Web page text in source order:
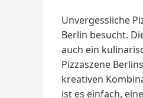
Unvergessliche
Berlin besucht.
auch ein
Pizzaszene
kreativen
ist es einfach,